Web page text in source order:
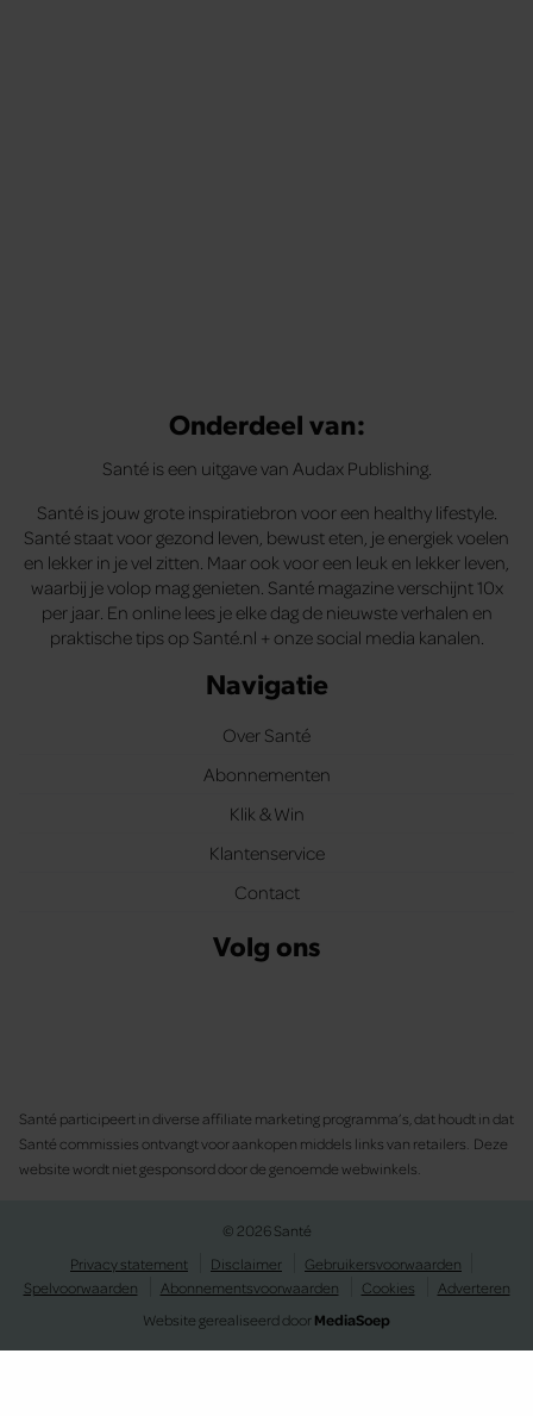
Onderdeel van:
Santé is een uitgave van Audax Publishing.
Santé is jouw grote inspiratiebron voor een healthy lifestyle.
Santé staat voor gezond leven, bewust eten, je energiek voelen
en lekker in je vel zitten. Maar ook voor een leuk en lekker leven,
waarbij je volop mag genieten. Santé magazine verschijnt 10x
per jaar. En online lees je elke dag de nieuwste verhalen en
praktische tips op Santé.nl + onze social media kanalen.
Navigatie
Over Santé
Abonnementen
Klik & Win
Klantenservice
Contact
Volg ons
Santé participeert in diverse affiliate marketing programma’s, dat houdt in dat
Santé commissies ontvangt voor aankopen middels links van retailers. Deze
website wordt niet gesponsord door de genoemde webwinkels.
© 2026 Santé
Privacy statement
Disclaimer
Gebruikersvoorwaarden
Spelvoorwaarden
Abonnementsvoorwaarden Cookies
Adverteren
Website gerealiseerd doorMediaSoep